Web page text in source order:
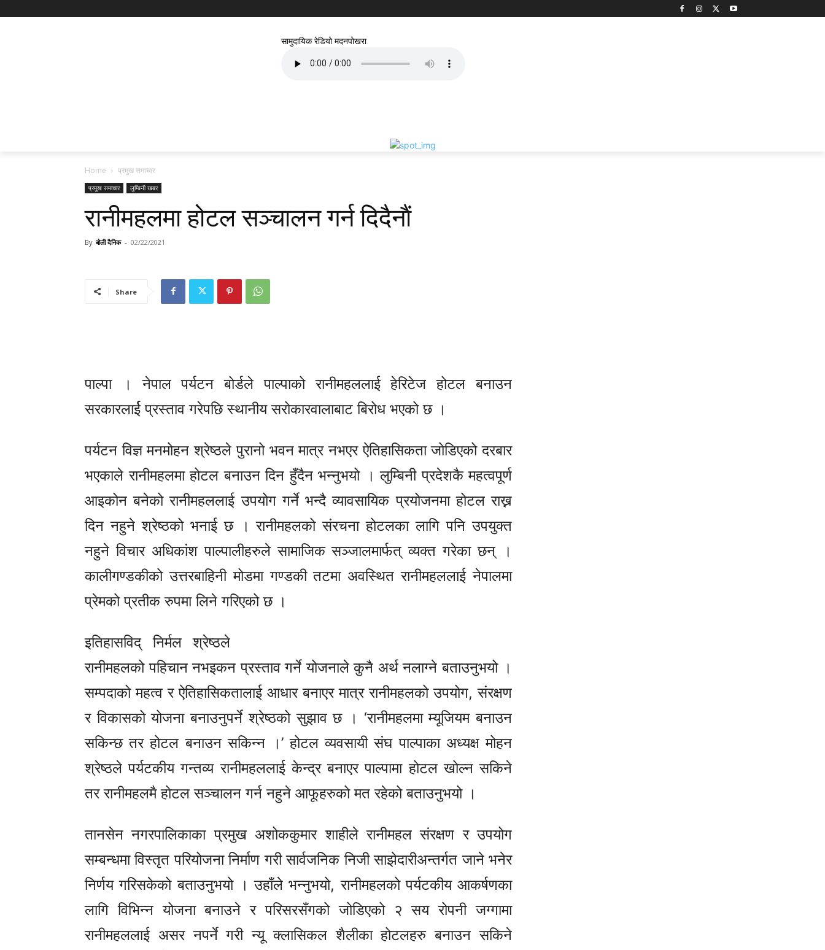
सामुदायिक रेडियो मदनपोखरा
Home प्रमुख समाचार
प्रमुख समाचार लुम्बिनी खबर
रानीमहलमा होटल सञ्चालन गर्न दिदैनाैं
By बोली दैनिक - 02/22/2021
Share
पाल्पा । नेपाल पर्यटन बोर्डले पाल्पाको रानीमहललाई हेरिटेज होटल बनाउन
सरकारलार्ई प्रस्ताव गरेपछि स्थानीय सरोकारवालाबाट बिरोध भएको छ ।
पर्यटन विज्ञ मनमोहन श्रेष्ठले पुरानो भवन मात्र नभएर ऐतिहासिकता जोडिएको दरबार
भएकाले रानीमहलमा होटल बनाउन दिन हुँदैन भन्नुभयो । लुम्बिनी प्रदेशकै महत्वपूर्ण
आइकोन बनेको रानीमहललाई उपयोग गर्ने भन्दै व्यावसायिक प्रयोजनमा होटल राख्न
दिन नहुने श्रेष्ठको भनाई छ । रानीमहलको संरचना होटलका लागि पनि उपयुक्त
नहुने विचार अधिकांश पाल्पालीहरुले सामाजिक सञ्जालमार्फत् व्यक्त गरेका छन् ।
कालीगण्डकीको उत्तरबाहिनी मोडमा गण्डकी तटमा अवस्थित रानीमहललाई नेपालमा
प्रेमको प्रतीक रुपमा लिने गरिएको छ ।
इतिहासविद् निर्मल श्रेष्ठले
रानीमहलको पहिचान नभइकन प्रस्ताव गर्ने योजनाले कुनै अर्थ नलाग्ने बताउनुभयो ।
सम्पदाको महत्व र ऐतिहासिकतालाई आधार बनाएर मात्र रानीमहलको उपयोग, संरक्षण
र विकासको योजना बनाउनुपर्ने श्रेष्ठको सुझाव छ । ‘रानीमहलमा म्यूजियम बनाउन
सकिन्छ तर होटल बनाउन सकिन्न ।’ होटल व्यवसायी संघ पाल्पाका अध्यक्ष मोहन
श्रेष्ठले पर्यटकीय गन्तव्य रानीमहललाई केन्द्र बनाएर पाल्पामा होटल खोल्न सकिने
तर रानीमहलमै होटल सञ्चालन गर्न नहुने आफूहरुको मत रहेको बताउनुभयो ।
तानसेन नगरपालिकाका प्रमुख अशोककुमार शाहीले रानीमहल संरक्षण र उपयोग
सम्बन्धमा विस्तृत परियोजना निर्माण गरी सार्वजनिक निजी साझेदारीअन्तर्गत जाने भनेर
निर्णय गरिसकेको बताउनुभयो । उहाँले भन्नुभयो, रानीमहलको पर्यटकीय आकर्षणका
लागि विभिन्न योजना बनाउने र परिसरसँगको जोडिएको २ सय रोपनी जग्गामा
रानीमहललाई असर नपर्ने गरी न्यू क्लासिकल शैलीका होटलहरु बनाउन सकिने